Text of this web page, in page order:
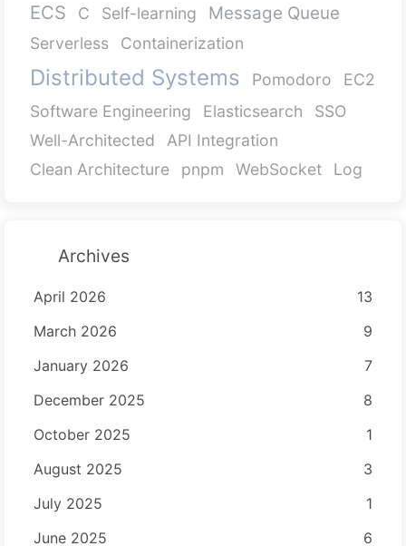
ECS C Self-learning Message Queue
Serverless Containerization
Distributed Systems Pomodoro
EC2
Software Engineering
Elasticsearch
SSO
Well-Architected
API Integration
Clean Architecture
pnpm WebSocket Log
Archives
April 2026
13
March 2026
9
January 2026
7
December 2025
8
October 2025
1
August 2025
3
July 2025
1
June 2025
6